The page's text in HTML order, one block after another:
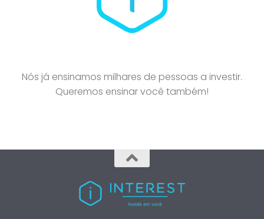
Nós já ensinamos milhares de pessoas a investir.
Queremos ensinar você também!